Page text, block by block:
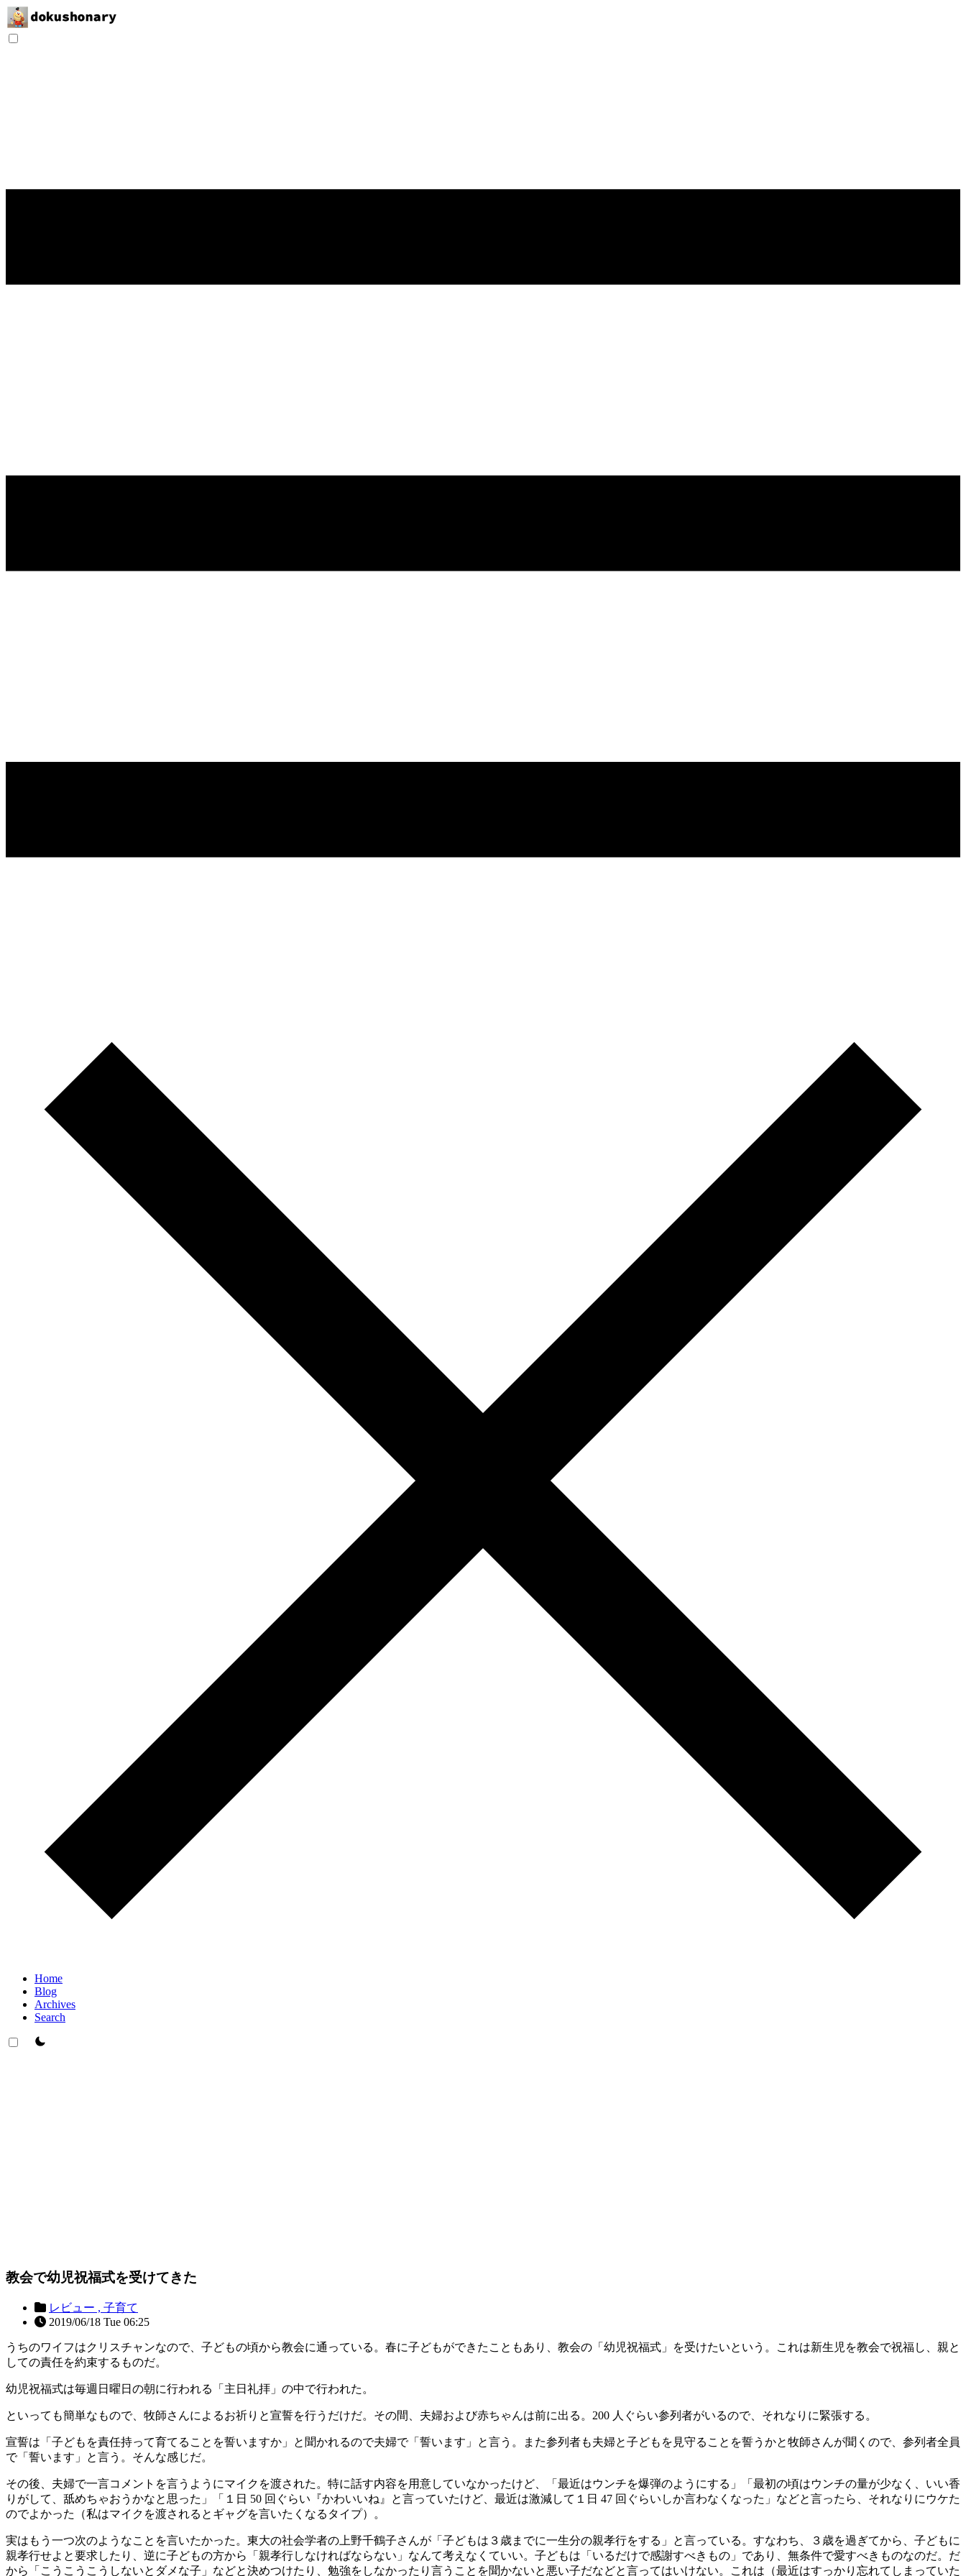
Home
Blog
Archives
Search
theme switcher
教会で幼児祝福式を受けてきた
レビュー , 子育て
2019/06/18 Tue 06:25
うちのワイフはクリスチャンなので、子どもの頃から教会に通っている。春に子どもができたこともあり、教会の「幼児祝福式」を受けたいという。これは新生児を教会で祝福し、親と
しての責任を約束するものだ。
幼児祝福式は毎週日曜日の朝に行われる「主日礼拝」の中で行われた。
といっても簡単なもので、牧師さんによるお祈りと宣誓を行うだけだ。その間、夫婦および赤ちゃんは前に出る。200 人ぐらい参列者がいるので、それなりに緊張する。
宣誓は「子どもを責任持って育てることを誓いますか」と聞かれるので夫婦で「誓います」と言う。また参列者も夫婦と子どもを見守ることを誓うかと牧師さんが聞くので、参列者全員
で「誓います」と言う。そんな感じだ。
その後、夫婦で一言コメントを言うようにマイクを渡された。特に話す内容を用意していなかったけど、「最近はウンチを爆弾のようにする」「最初の頃はウンチの量が少なく、いい香
りがして、舐めちゃおうかなと思った」「１日 50 回ぐらい『かわいいね』と言っていたけど、最近は激減して１日 47 回ぐらいしか言わなくなった」などと言ったら、それなりにウケた
のでよかった（私はマイクを渡されるとギャグを言いたくなるタイプ）。
実はもう一つ次のようなことを言いたかった。東大の社会学者の上野千鶴子さんが「子どもは３歳までに一生分の親孝行をする」と言っている。すなわち、３歳を過ぎてから、子どもに
親孝行せよと要求したり、逆に子どもの方から「親孝行しなければならない」なんて考えなくていい。子どもは「いるだけで感謝すべきもの」であり、無条件で愛すべきものなのだ。だ
から「こうこうこうしないとダメな子」などと決めつけたり、勉強をしなかったり言うことを聞かないと悪い子だなどと言ってはいけない。これは（最近はすっかり忘れてしまっていた